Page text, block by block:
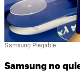
Samsung Plegable
Samsung no